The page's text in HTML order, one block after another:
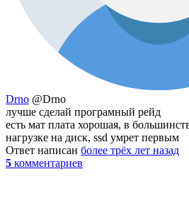
Drno @Drno
лучше сделай програмный рейд
есть мат плата хорошая, в
нагрузке на диск, ssd умрет первым
Ответ написан более трёх лет назад
5 комментариев